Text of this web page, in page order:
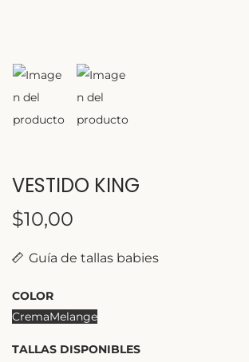
VESTIDO KING
$10,00
Guía de tallas babies
COLOR
CremaMelange
TALLAS DISPONIBLES